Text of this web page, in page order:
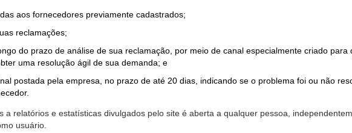
aos fornecedores previamente cadastrados;
reclamações;
do prazo de análise de sua reclamação, por meio de canal especialmente criado
uma resolução ágil de sua demanda; e
postada pela empresa, no prazo de até 20 dias, indicando se o problema foi ou não
a relatórios e estatísticas divulgados pelo site é aberta a qualquer pessoa,
usuário.